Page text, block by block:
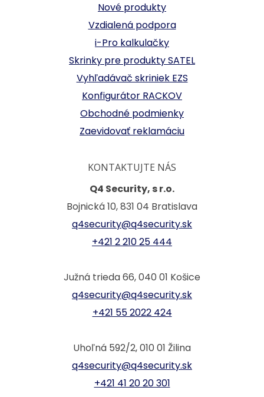
Nové produkty
Vzdialená podpora
i-Pro kalkulačky
Skrinky pre produkty SATEL
Vyhľadávač skriniek EZS
Konfigurátor RACKOV
Obchodné podmienky
Zaevidovať reklamáciu
KONTAKTUJTE NÁS
Q4 Security, s r.o.
Bojnická 10, 831 04 Bratislava
q4security@q4security.sk
+421 2 210 25 444
Južná trieda 66, 040 01 Košice
q4security@q4security.sk
+421 55 2022 424
Uhoľná 592/2, 010 01 Žilina
q4security@q4security.sk
+421 41 20 20 301